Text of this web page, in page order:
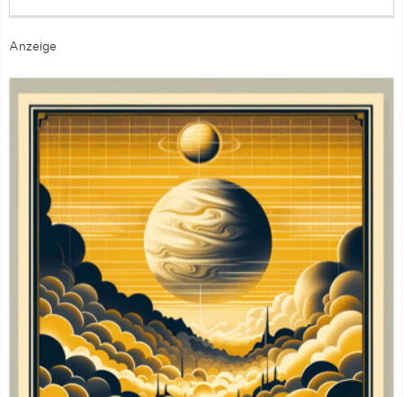
Anzeige